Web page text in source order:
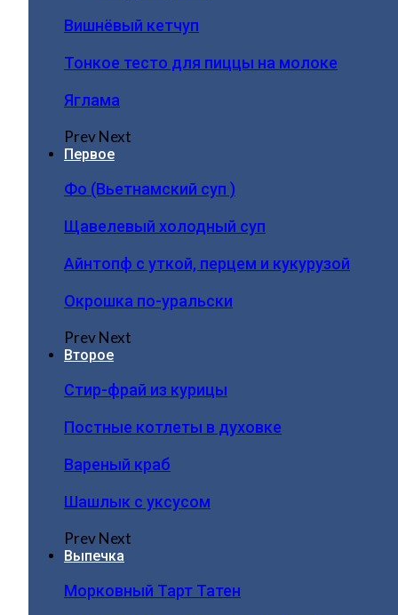
Вишнёвый кетчуп
Тонкое тесто для пиццы на молоке
Яглама
PrevNext
Первое
Фо (Вьетнамский суп )
Щавелевый холодный суп
Айнтопф с уткой, перцем и кукурузой
Окрошка по-уральски
PrevNext
Второе
Стир-фрай из курицы
Постные котлеты в духовке
Вареный краб
Шашлык с уксусом
PrevNext
Выпечка
Морковный Тарт Татен